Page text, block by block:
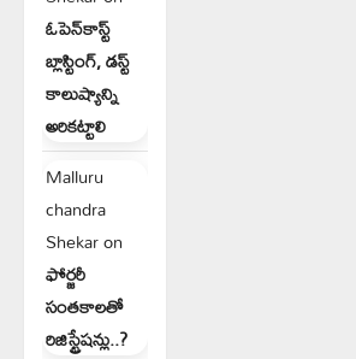
ఓపెన్‌కాస్ట్
బ్లాస్టింగ్, డస్ట్
కాలుష్యాన్ని
అరికట్టాలి
Malluru
chandra
Shekaron
ఫోర్జరీ
సంతకాలతో
రిజిస్ట్రేషన్లు..?